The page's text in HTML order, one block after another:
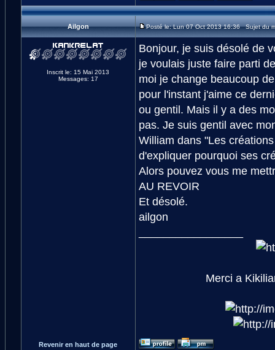
Ailgon Posté le: Lun 07 Oct 2013 16:36 Sujet du
Inscrit le: 15 Mai 2013
Messages: 17
Bonjour, je suis désolé de
je voulais juste faire parti
moi je change beaucoup
pour l'instant j'aime ce
ou gentil. Mais il y a des
pas. Je suis gentil avec
William dans "Les
d'expliquer pourquoi ses
Alors pouvez vous me
AU REVOIR
Et désolé.
ailgon
Merci a
Revenir en haut de page